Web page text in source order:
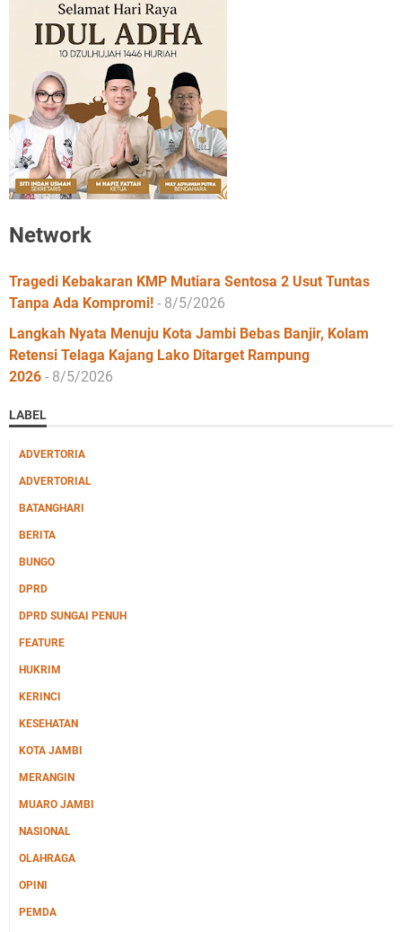
Network
Tragedi Kebakaran KMP Mutiara Sentosa 2 Usut Tuntas
Tanpa Ada Kompromi! - 8/5/2026
Langkah Nyata Menuju Kota Jambi Bebas Banjir, Kolam
Retensi Telaga Kajang Lako Ditarget Rampung
2026 - 8/5/2026
LABEL
ADVERTORIA
ADVERTORIAL
BATANGHARI
BERITA
BUNGO
DPRD
DPRD SUNGAI PENUH
FEATURE
HUKRIM
KERINCI
KESEHATAN
KOTA JAMBI
MERANGIN
MUARO JAMBI
NASIONAL
OLAHRAGA
OPINI
PEMDA